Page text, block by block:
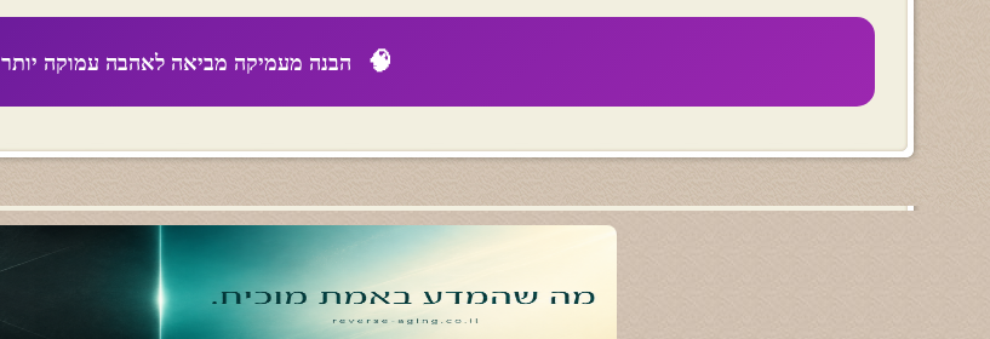
🧠 הבנה מעמיקה מביאה לאהבה עמוקה יותר